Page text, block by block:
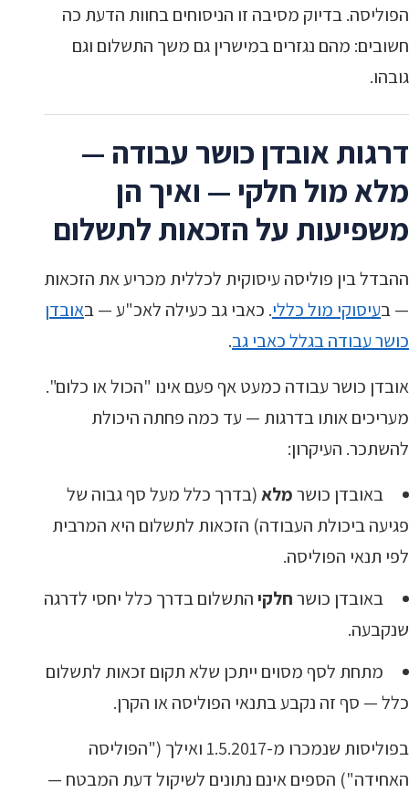
הפוליסה. בדיוק מסיבה זו הניסוחים בחוות הדעת כה
חשובים: מהם נגזרים במישרין גם משך התשלום וגם
גובהו.
דרגות אובדן כושר עבודה —
מלא מול חלקי — ואיך הן
משפיעות על הזכאות לתשלום
ההבדל בין פוליסה עיסוקית לכללית מכריע את הזכאות
— בעיסוקי מול כללי. כאבי גב כעילה לאכ"ע — באובדן
כושר עבודה בגלל כאבי גב.
אובדן כושר עבודה כמעט אף פעם אינו "הכול או כלום".
מעריכים אותו בדרגות — עד כמה פחתה היכולת
להשתכר. העיקרון:
באובדן כושרמלא(בדרך כלל מעל סף גבוה של
פגיעה ביכולת העבודה) הזכאות לתשלום היא המרבית
לפי תנאי הפוליסה.
באובדן כושרחלקיהתשלום בדרך כלל יחסי לדרגה
שנקבעה.
מתחת לסף מסוים ייתכן שלא תקום זכאות לתשלום
כלל — סף זה נקבע בתנאי הפוליסה או הקרן.
בפוליסות שנמכרו מ-1.5.2017 ואילך ("הפוליסה
האחידה") הספים אינם נתונים לשיקול דעת המבטח —